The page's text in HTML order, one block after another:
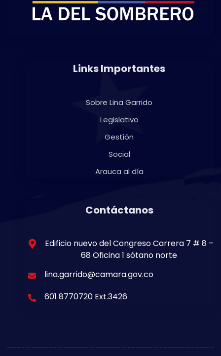
Links Importantes
Sobre Lina Garrido
Legislativo
Gestión
Social
Arauca al día
Contáctanos
Edificio nuevo del Congreso Carrera 7 # 8 –
68 Oficina 1 sótano norte
lina.garrido@camara.gov.co
601 8770720 Ext.3426